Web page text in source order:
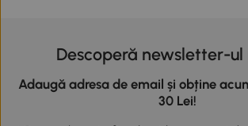
Descoperă newsletter-ul
Adaugă adresa de email și obține
30 Lei!